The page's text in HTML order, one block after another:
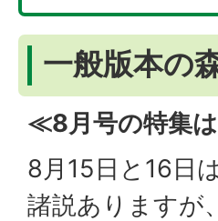
一般版本の
≪8月号の特集
8月15日と16日
諸説ありますが